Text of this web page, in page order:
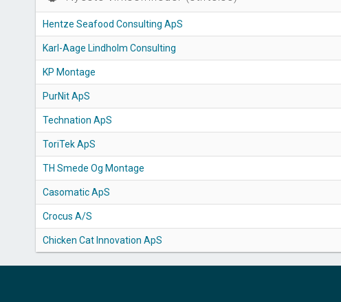
Hentze Seafood Consulting ApS
Karl-Aage Lindholm Consulting
KP Montage
PurNit ApS
Technation ApS
ToriTek ApS
TH Smede Og Montage
Casomatic ApS
Crocus A/S
Chicken Cat Innovation ApS